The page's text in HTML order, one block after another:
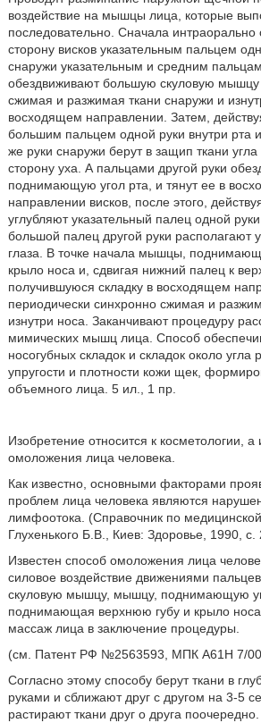
воздействие на мышцы лица, которые
последовательно. Сначала интраорально
сторону висков указательным пальцем
снаружи указательным и средним
обездвиживают большую скуловую мышцу
сжимая и разжимая ткани снаружи и
восходящем направлении. Затем,
большим пальцем одной руки внутри рта
же руки снаружи берут в защип ткани угла
сторону уха. А пальцами другой руки
поднимающую угол рта, и тянут ее в
направлении висков, после этого,
углубляют указательный палец одной
большой палец другой руки располагают у
глаза. В точке начала мышцы,
крыло носа и, сдвигая нижний палец к
получившуюся складку в восходящем
периодически синхронно сжимая и
изнутри носа. Заканчивают процедуру
мимических мышц лица. Способ
носогубных складок и складок около
упругости и плотности кожи щек,
объемного лица. 5 ил., 1 пр.
Изобретение относится к косметологии,
омоложения лица человека.
Как известно, основными факторами
проблем лица человека являются
лимфоотока. (Справочник по
Глухенького Б.В., Киев: Здоровье, 1990, с.
Известен способ омоложения лица
силовое воздействие движениями
скуловую мышцу, мышцу, поднимающую
поднимающая верхнюю губу и крыло
массаж лица в заключение процедуры.
(см. Патент РФ №2563593, МПК А61Н 7/
Согласно этому способу берут ткани в
руками и сближают друг с другом на 3-5
растирают ткани друг о друга